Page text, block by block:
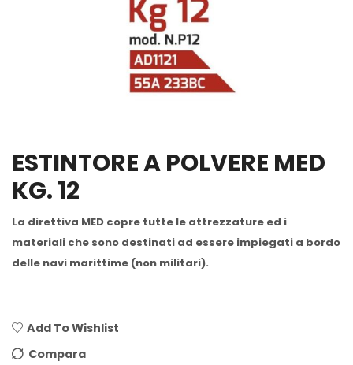
ESTINTORE A POLVERE MED
KG. 12
La direttiva MED copre tutte le attrezzature ed i
materiali che sono destinati ad essere impiegati a bordo
delle navi marittime (non militari).
Add To Wishlist
Compara